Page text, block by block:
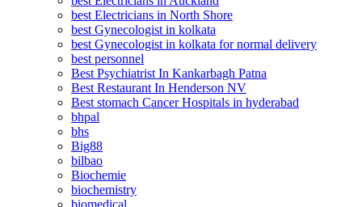
best Electricians in North Shore
best Gynecologist in kolkata
best Gynecologist in kolkata for normal delivery
best personnel
Best Psychiatrist In Kankarbagh Patna
Best Restaurant In Henderson NV
Best stomach Cancer Hospitals in hyderabad
bhpal
bhs
Big88
bilbao
Biochemie
biochemistry
biomedical